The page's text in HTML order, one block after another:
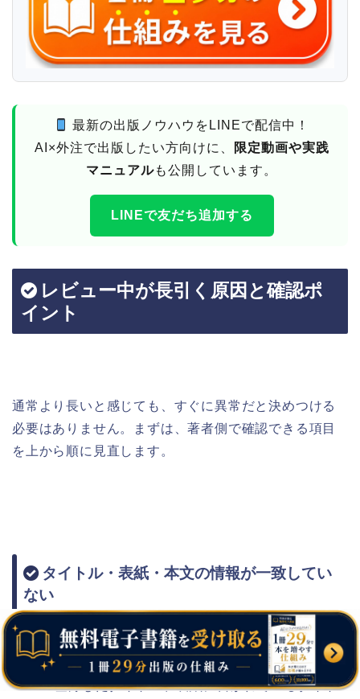
最新の出版ノウハウをLINEで配信中！
AI×外注で出版したい方向けに、
限定動画や実践
マニュアルも公開しています。
LINEで友だち追加する
レビュー中が長引く原因と確認ポ
イント
通常より長いと感じても、すぐに異常だと決めつける
必要はありません。まずは、著者側で確認できる項目
を上から順に見直します。
タイトル・表紙・本文の情報が一致してい
ない
KDPへ登録したタイトル、表紙に書かれているタイト